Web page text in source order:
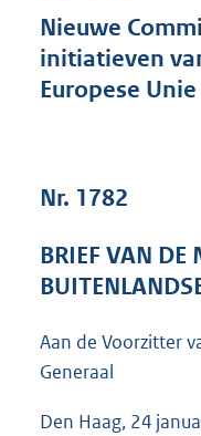
Nieuwe
initiatieven
Europese Unie
Nr. 1782
BRIEF VAN DE
Aan de Voorzitter
Generaal
Den Haag, 24